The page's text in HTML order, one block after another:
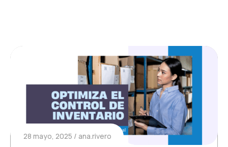
28 mayo, 2025 ana.rivero